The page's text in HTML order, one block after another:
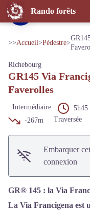
Rando forêts
GR145 Via Francigena
Logo
>>Accueil>Pédestre>
Richebourg
GR145 Via
Faverolles
Intermédiaire 5h45
-267m
Traversée
Embarquer
connexion
GR® 145 : la Via
La Via Francigena est